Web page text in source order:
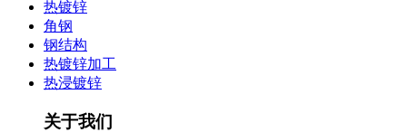
热镀锌
角钢
钢结构
热镀锌加工
热浸镀锌
关于我们